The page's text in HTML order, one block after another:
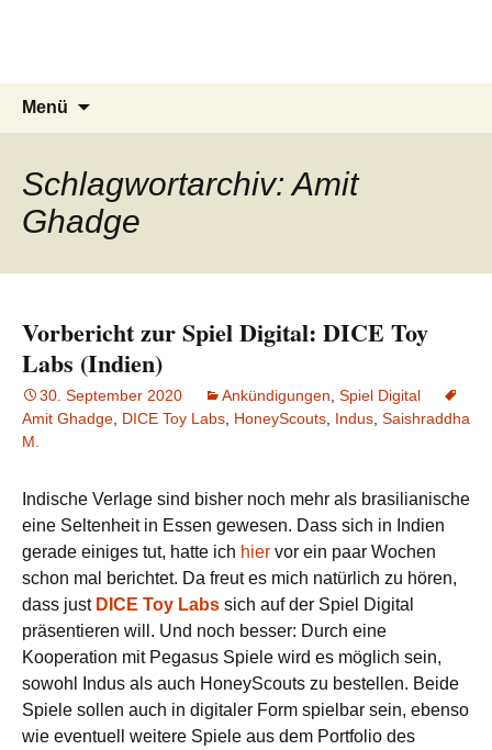
Menü
Schlagwortarchiv: Amit
Ghadge
Vorbericht zur Spiel Digital: DICE Toy
Labs (Indien)
30. September 2020 Ankündigungen Spiel Digital
Amit Ghadge DICE Toy Labs HoneyScouts Indus Saishraddha
M.
Indische Verlage sind bisher noch mehr als brasilianische
eine Seltenheit in Essen gewesen. Dass sich in Indien
gerade einiges tut, hatte ich hier vor ein paar Wochen
schon mal berichtet. Da freut es mich natürlich zu hören,
dass just DICE Toy Labs sich auf der Spiel Digital
präsentieren will. Und noch besser: Durch eine
Kooperation mit Pegasus Spiele wird es möglich sein,
sowohl Indus als auch HoneyScouts zu bestellen. Beide
Spiele sollen auch in digitaler Form spielbar sein, ebenso
wie eventuell weitere Spiele aus dem Portfolio des